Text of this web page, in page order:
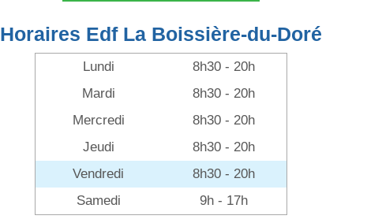
Horaires Edf La Boissière-du-Doré
Lundi
8h30 - 20h
Mardi
8h30 - 20h
Mercredi
8h30 - 20h
Jeudi
8h30 - 20h
Vendredi
8h30 - 20h
Samedi
9h - 17h